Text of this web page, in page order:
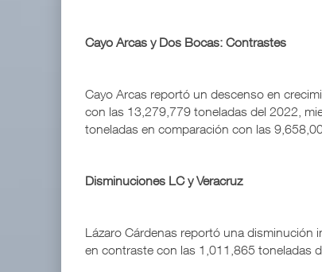
Cayo Arcas y Dos Bocas: Contrastes
Cayo Arcas reportó un descenso en
con las 13,279,779 toneladas del 2022,
toneladas en comparación con las
Disminuciones LC y Veracruz
Lázaro Cárdenas reportó una
en contraste con las 1,011,865 toneladas